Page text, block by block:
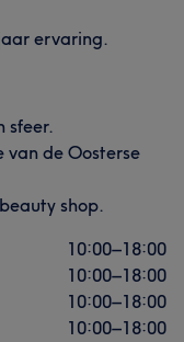
ervaring.
sfeer.
van de Oosterse
shop.
10:00–18:00
10:00–18:00
10:00–18:00
10:00–18:00